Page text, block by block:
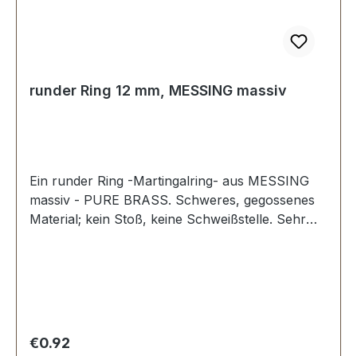
runder Ring 12 mm, MESSING massiv
Ein runder Ring -Martingalring- aus MESSING
massiv - PURE BRASS. Schweres, gegossenes
Material; kein Stoß, keine Schweißstelle. Sehr
Regular price:
€0.92